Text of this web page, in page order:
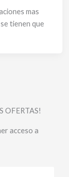
mas
tienen que
OFERTAS!
acceso a